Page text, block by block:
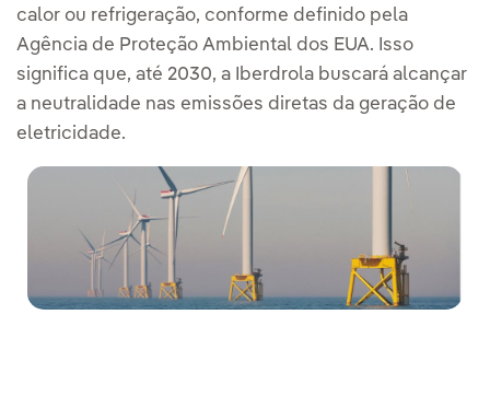
calor ou refrigeração, conforme definido pela
Agência de Proteção Ambiental dos EUA. Isso
significa que, até 2030, a Iberdrola buscará alcançar
a neutralidade nas emissões diretas da geração de
eletricidade.